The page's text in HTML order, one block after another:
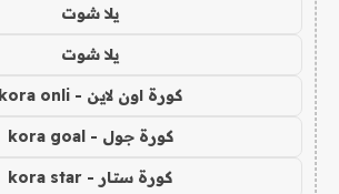
يلا شوت
يلا شوت
كورة اون لاين - kora onli
كورة جول - kora goal
كورة ستار - kora star